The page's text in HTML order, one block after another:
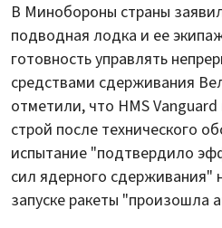
В Минобороны страны
подводная лодка и ее
готовность управлять
средствами сдерживания
отметили, что HMS
строй после технического
испытание "подтвердило
сил ядерного сдерживания"
запуске ракеты "произошла